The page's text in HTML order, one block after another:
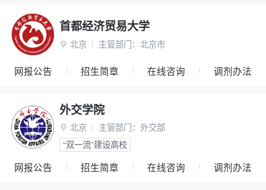
首都经济贸易大学
 北京 主管部门： 北京市
网报公告 招生简章 在线咨询 调剂办法
外交学院
 北京 主管部门： 外交部
“双一流”建设高校
网报公告 招生简章 在线咨询 调剂办法